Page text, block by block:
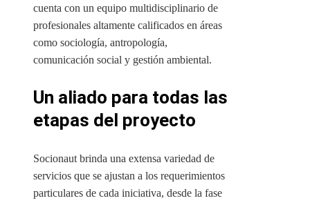
cuenta con un equipo multidisciplinario de
profesionales altamente calificados en áreas
como sociología, antropología,
comunicación social y gestión ambiental.
Un aliado para todas las
etapas del proyecto
Socionaut brinda una extensa variedad de
servicios que se ajustan a los requerimientos
particulares de cada iniciativa, desde la fase